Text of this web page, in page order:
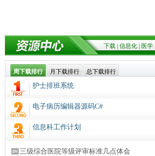
下载 信息化 医学
周下载排行 月下载排行 总下载排行
护士排班系统
电子病历编辑器源码C#
信息科工作计划
三级综合医院等级评审标准几点体会